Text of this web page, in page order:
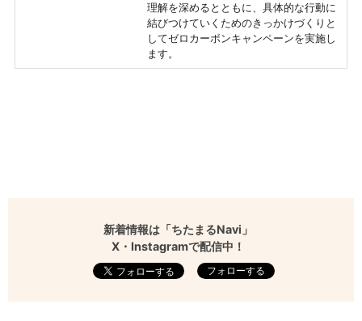
理解を深めるとともに、具体的な行動に
結びつけていくためのきっかけづくりと
してゼロカーボンキャンペーンを実施し
ます。
新着情報は「ちたまるNavi」
X・Instagramで配信中！
フォローする